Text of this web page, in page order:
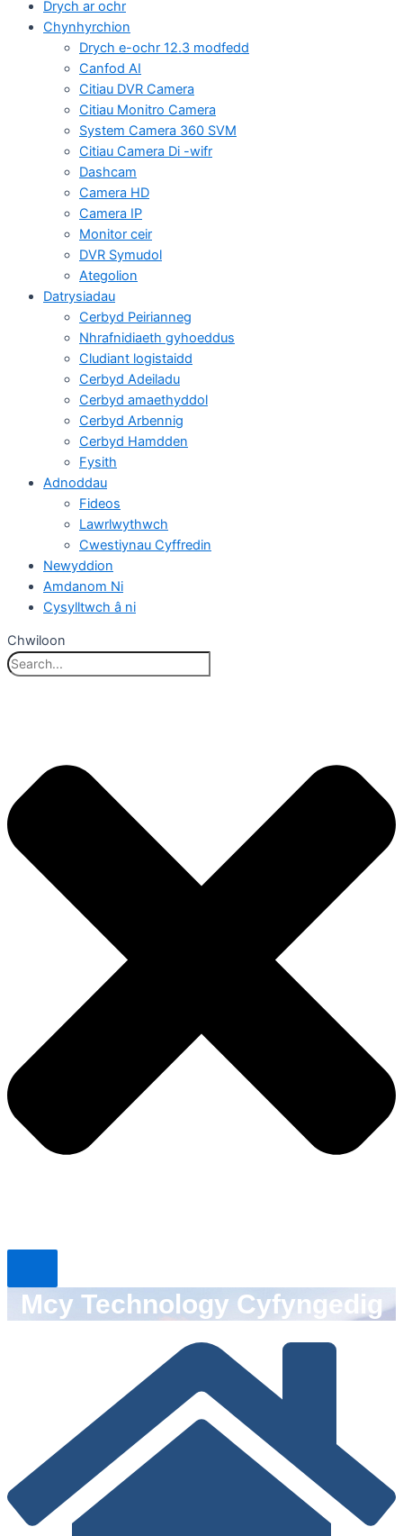
Drych ar ochr
Chynhyrchion
Drych e-ochr 12.3 modfedd
Canfod AI
Citiau DVR Camera
Citiau Monitro Camera
System Camera 360 SVM
Citiau Camera Di -wifr
Dashcam
Camera HD
Camera IP
Monitor ceir
DVR Symudol
Ategolion
Datrysiadau
Cerbyd Peirianneg
Nhrafnidiaeth gyhoeddus
Cludiant logistaidd
Cerbyd Adeiladu
Cerbyd amaethyddol
Cerbyd Arbennig
Cerbyd Hamdden
Fysith
Adnoddau
Fideos
Lawrlwythwch
Cwestiynau Cyffredin
Newyddion
Amdanom Ni
Cysylltwch â ni
Chwiloon
Mcy Technology Cyfyngedig